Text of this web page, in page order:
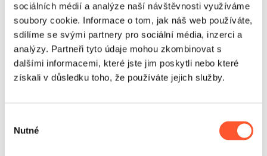
sociálních médií a analýze naší návštěvnosti využíváme
soubory cookie. Informace o tom, jak náš web používáte,
sdílíme se svými partnery pro sociální média, inzerci a
analýzy. Partneři tyto údaje mohou zkombinovat s
dalšími informacemi, které jste jim poskytli nebo které
získali v důsledku toho, že používáte jejich služby.
souhlasu
Nutné
Využití
Blob funguje nejlépe tam, kde je dobře viditelný z pláže,
opakování a prodlužují přítomnost skupin v areálu. Jako